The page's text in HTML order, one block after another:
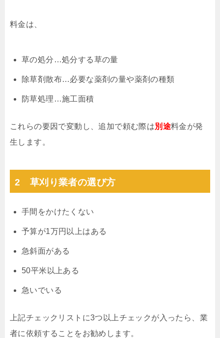
料金は、
草の処分…処分する草の量
除草剤散布…必要な薬剤の量や薬剤の種類
防草処理…施工面積
これらの要因で変動し、追加で頼む際は別途料金が発
生します。
2 草刈り業者の選び方
手間をかけたくない
予算が1万円以上はある
急斜面がある
50平米以上ある
急いでいる
上記チェックリストに3つ以上チェックが入ったら、業
者に依頼することをお勧めします。